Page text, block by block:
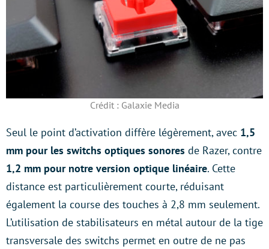
Crédit : Galaxie Media
Seul le point d’activation diffère légèrement, avec 1,5
mm pour les switchs optiques sonores de Razer, contre
1,2 mm pour notre version optique linéaire. Cette
distance est particulièrement courte, réduisant
également la course des touches à 2,8 mm seulement.
L’utilisation de stabilisateurs en métal autour de la tige
transversale des switchs permet en outre de ne pas